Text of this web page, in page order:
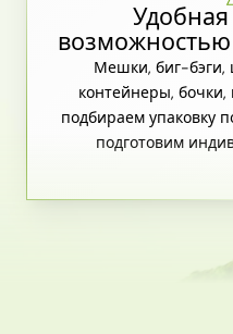
Удобная
Мешки, биг-бэги,
контейнеры,
подбираем упаковку
подготовим